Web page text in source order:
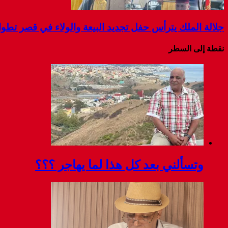
جلالة الملك يترأس حفل تجديد البيعة والولاء في قصر
نقطة إلى السطر
وتسألني بعد كل هذا لما يهاجر ؟؟؟